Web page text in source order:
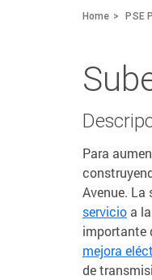
Home PSE
Para
Avenue. La
servicio a
importante
mejora
de